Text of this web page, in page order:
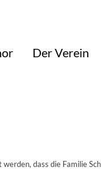
Der Verein
dass die Familie